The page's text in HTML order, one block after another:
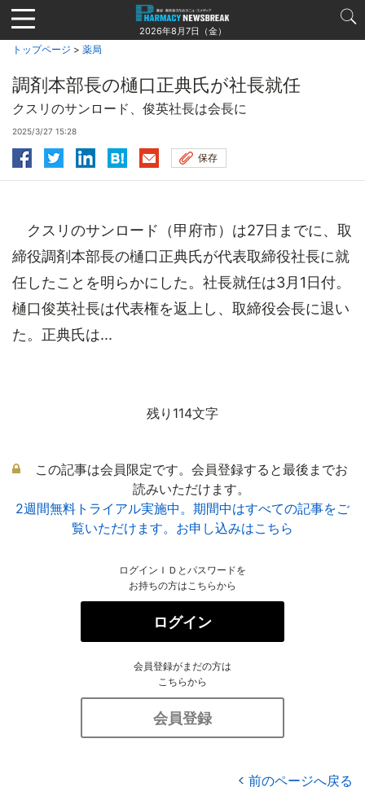
Jump
to
navigation
2026年8月7日（金）
トップページ > 薬局
調剤本部長の樋口正典氏が社長就任
クスリのサンロード、俊英社長は会長に
2025/3/27 15:28
保存
クスリのサンロード（甲府市）は27日までに、取
締役調剤本部長の樋口正典氏が代表取締役社長に就
任したことを明らかにした。社長就任は3月1日付。
樋口俊英社長は代表権を返上し、取締役会長に退い
た。正典氏は...
残り114文字
この記事は会員限定です。会員登録すると最後までお
読みいただけます。
2週間無料トライアル実施中。期間中はすべての記事をご
覧いただけます。お申し込みはこちら
ログインＩＤとパスワードを
お持ちの方はこちらから
ログイン
会員登録がまだの方は
こちらから
会員登録
前のページへ戻る